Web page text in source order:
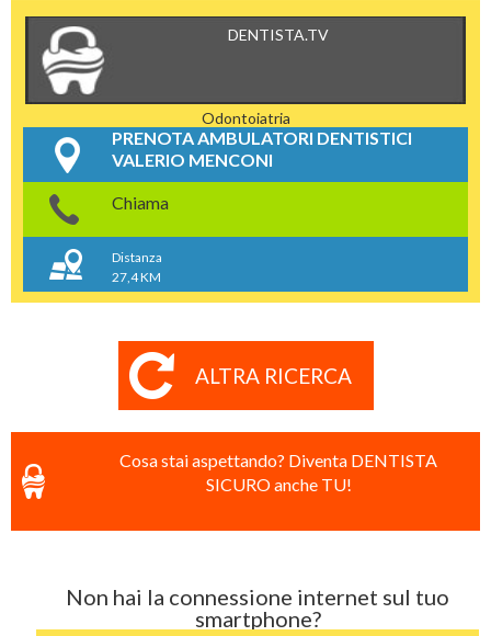
DENTISTA.TV
Odontoiatria
PRENOTA AMBULATORI DENTISTICI
VALERIO MENCONI
Chiama
Distanza
27,4 KM
ALTRA RICERCA
Cosa stai aspettando? Diventa DENTISTA
SICURO anche TU!
Non hai la connessione internet sul tuo
smartphone?